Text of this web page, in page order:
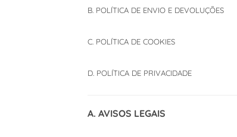
B. POLÍTICA DE ENVIO E DEVOLUÇÕES
C. POLÍTICA DE COOKIES
D. POLÍTICA DE PRIVACIDADE
A. AVISOS LEGAIS